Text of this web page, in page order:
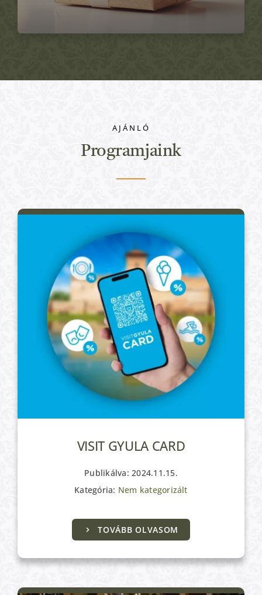
AJÁNLÓ
Programjaink
Nem kategorizált
VISIT GYULA CARD
Publikálva: 2024.11.15.
Kategória: Nem kategorizált
TOVÁBB OLVASOM
Kulturális